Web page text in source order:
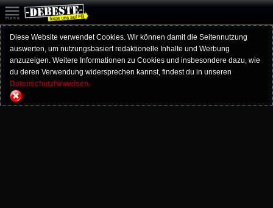
Diese Website verwendet Cookies. Wir können damit die Seitennutzung
auswerten, um nutzungsbasiert redaktionelle Inhalte und Werbung
anzuzeigen. Weitere Informationen zu Cookies und insbesondere dazu, wie
du deren Verwendung widersprechen kannst, findest du in unseren
Datenschutzhinweisen.